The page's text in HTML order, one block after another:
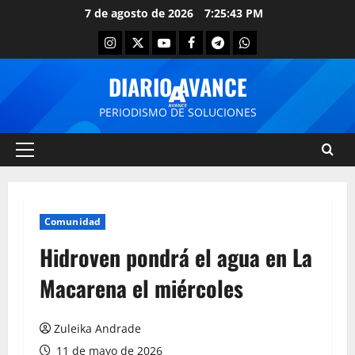
7 de agosto de 2026 7:25:44 PM
DIARIO AVANCE
PERIODISMO DE SOLUCIONES
Comunidad
Hidroven pondrá el agua en La
Macarena el miércoles
Zuleika Andrade
11 de mayo de 2026